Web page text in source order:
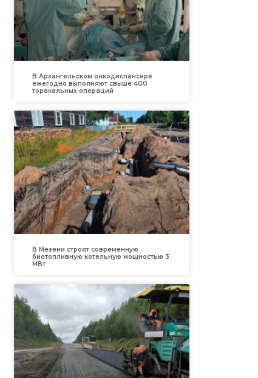
В Архангельском онкодиспансере
ежегодно выполняют свыше 400
торакальных операций
В Мезени строят современную
биотопливную котельную мощностью 3
МВт